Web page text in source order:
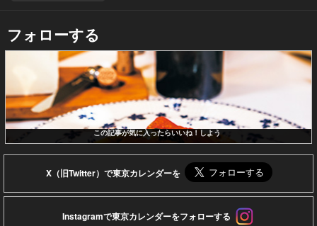
フォローする
この記事が気に入ったらいいね！しよう
X（旧Twitter）で東京カレンダーを
Instagramで東京カレンダーをフォローする